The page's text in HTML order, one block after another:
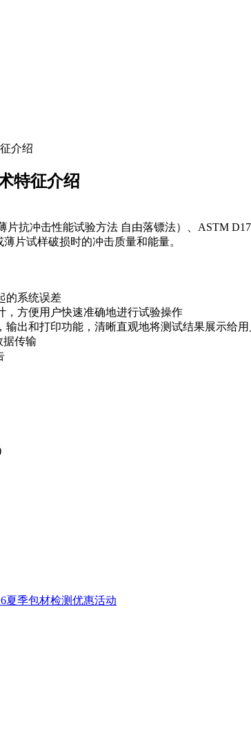
介绍
特征介绍
片抗冲击性能试验方法 自由落镖法）、ASTM
片试样破损时的冲击质量和能量。
的系统误差
，方便用户快速准确地进行试验操作
出和打印功能，清晰直观地将测试结果展示给用
据传输
夏季包材检测优惠活动